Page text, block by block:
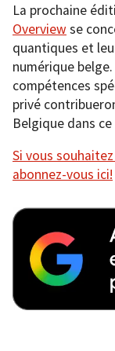
La prochaine
Overview se
quantiques et
numérique
compétences
privé
Belgique dans
Si vous
abonnez-vous ici!